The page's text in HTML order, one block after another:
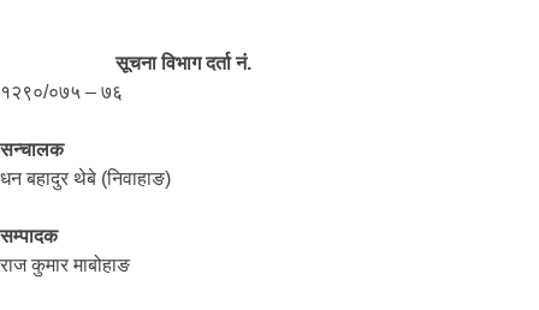
सूचना विभाग दर्ता नं.
१२९०/०७५ – ७६
सन्चालक
धन बहादुर थेबे (निवाहाङ)
सम्पादक
राज कुमार माबोहाङ